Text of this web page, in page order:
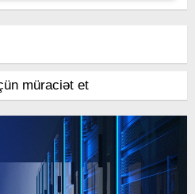
müraciət et